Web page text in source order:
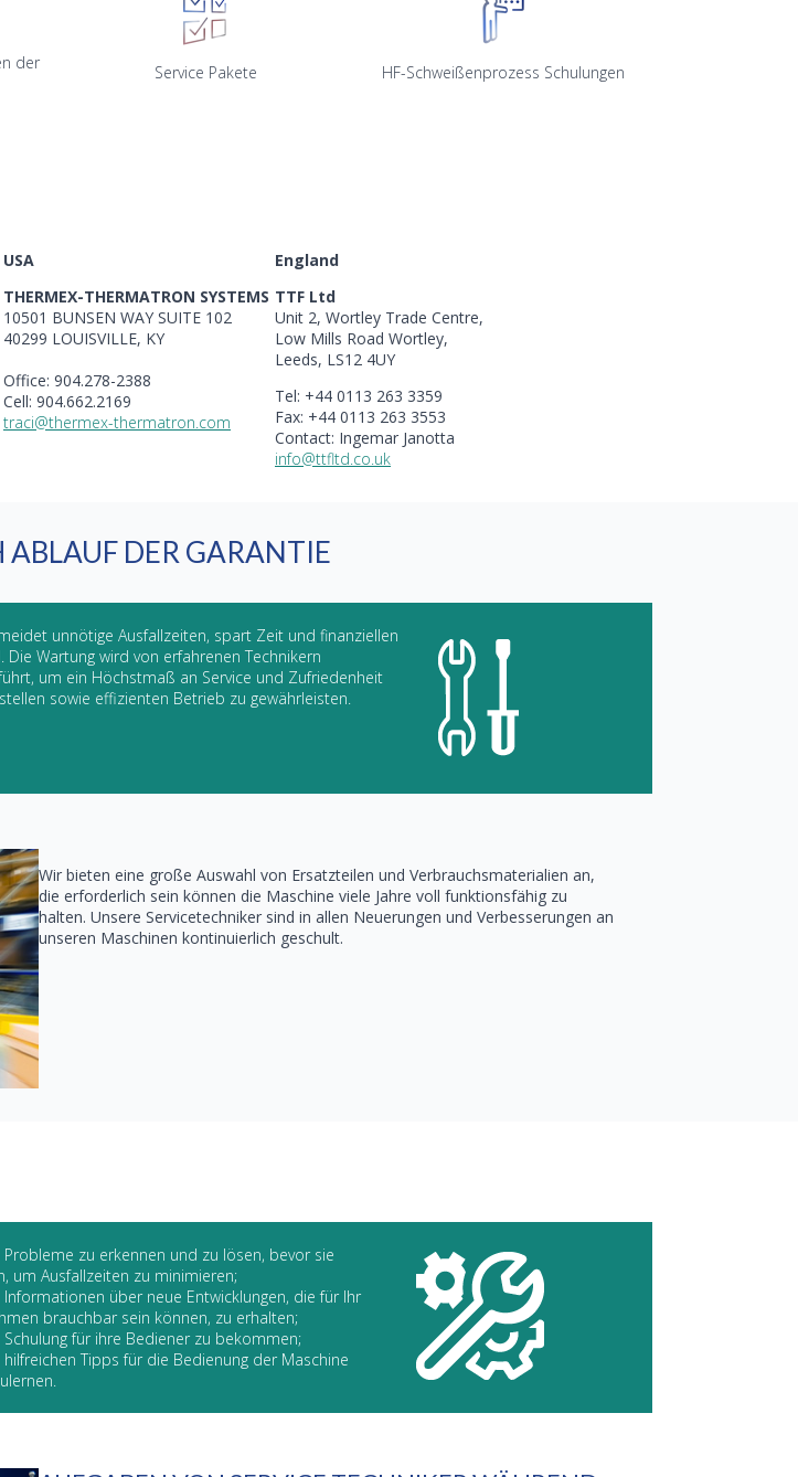
der
Service Pakete HF-Schweißenprozess Schulungen
USA
THERMEX-THERMATRON SYSTEMS
10501 BUNSEN WAY SUITE 102
40299 LOUISVILLE, KY
Office: 904.278-2388
Cell: 904.662.2169
traci@thermex-thermatron.com
England
TTF Ltd
Unit 2, Wortley Trade Centre,
Low Mills Road Wortley,
Leeds, LS12 4UY
Tel: +44 0113 263 3359
Fax: +44 0113 263 3553
Contact: Ingemar Janotta
info@ttfltd.co.uk
DER GARANTIE
unnötige Ausfallzeiten, spart Zeit und finanziellen
Die Wartung wird von erfahrenen Technikern
um ein Höchstmaß an Service und Zufriedenheit
sowie effizienten Betrieb zu gewährleisten.
Wir bieten eine große Auswahl von Ersatzteilen und Verbrauchsmaterialien an,
die erforderlich sein können die Maschine viele Jahre voll funktionsfähig zu
halten. Unsere Servicetechniker sind in allen Neuerungen und Verbesserungen an
unseren Maschinen kontinuierlich geschult.
zu erkennen und zu lösen, bevor sie
um Ausfallzeiten zu minimieren;
über neue Entwicklungen, die für Ihr
brauchbar sein können, zu erhalten;
für ihre Bediener zu bekommen;
Tipps für die Bedienung der Maschine